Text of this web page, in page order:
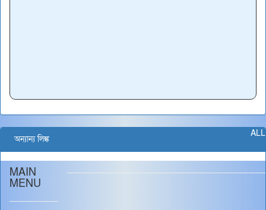
ALL
অন্যান্য লিঙ্ক
MAIN
MENU